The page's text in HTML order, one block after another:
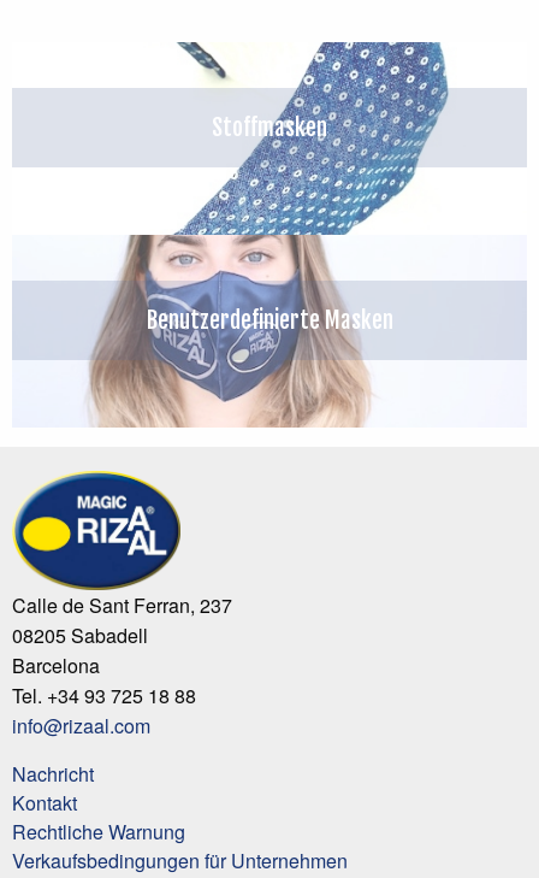
Stoffmasken
Benutzerdefinierte Masken
Calle de Sant Ferran, 237
08205 Sabadell
Barcelona
Tel. +34 93 725 18 88
info@rizaal.com
Nachricht
Kontakt
Rechtliche Warnung
Verkaufsbedingungen für Unternehmen